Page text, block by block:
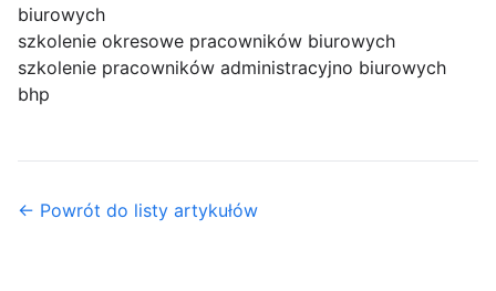
biurowych
szkolenie okresowe pracowników biurowych
szkolenie pracowników administracyjno biurowych
bhp
← Powrót do listy artykułów